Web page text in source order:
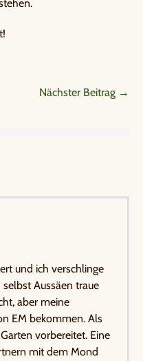
Nächster Beitrag →
und ich verschlinge
Aussäen traue
aber meine
EM bekommen. Als
vorbereitet. Eine
mit dem Mond